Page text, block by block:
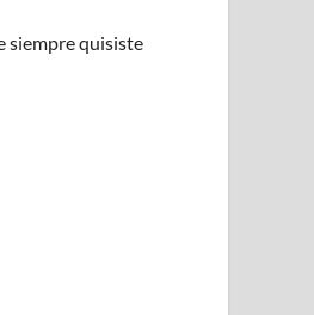
siempre quisiste